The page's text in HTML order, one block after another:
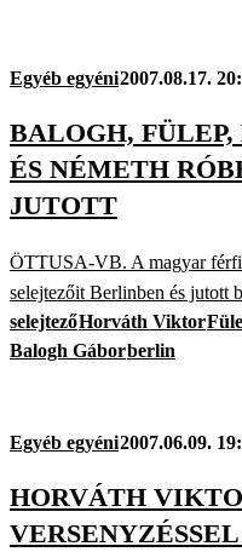
Egyéb egyéni2007.08.17.
BALOGH,
ÉS NÉMETH
JUTOTT
ÖTTUSA-VB. A magyar
selejtezőit Berlinben és jutott
selejtezőHorváth Viktor
Balogh Gáborberlin
Egyéb egyéni2007.06.09.
HORVÁTH